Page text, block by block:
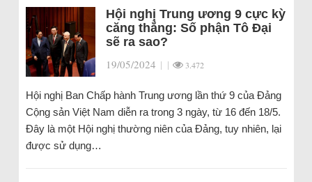
Hội nghị Trung ương 9 cực kỳ
căng thẳng: Số phận Tô Đại
sẽ ra sao?
19/05/2024 | | 3.472
Hội nghị Ban Chấp hành Trung ương lần thứ 9 của Đảng
Cộng sản Việt Nam diễn ra trong 3 ngày, từ 16 đến 18/5.
Đây là một Hội nghị thường niên của Đảng, tuy nhiên, lại
được sử dụng…